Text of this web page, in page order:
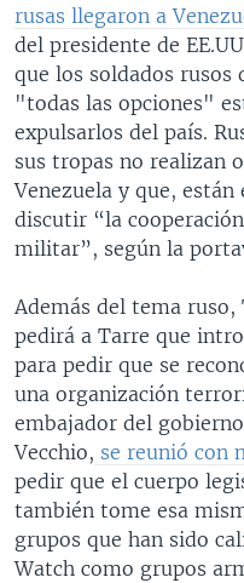
rusas llegaron a
del presidente de
que los soldados
"todas las opciones"
expulsarlos del país.
sus tropas no realizan
Venezuela y que,
discutir “la
militar”, según la
Además del tema
pedirá a Tarre que
para pedir que se
una organización
embajador del
Vecchio, se reunió con
pedir que el cuerpo
también tome esa
grupos que han sido
Watch como grupos